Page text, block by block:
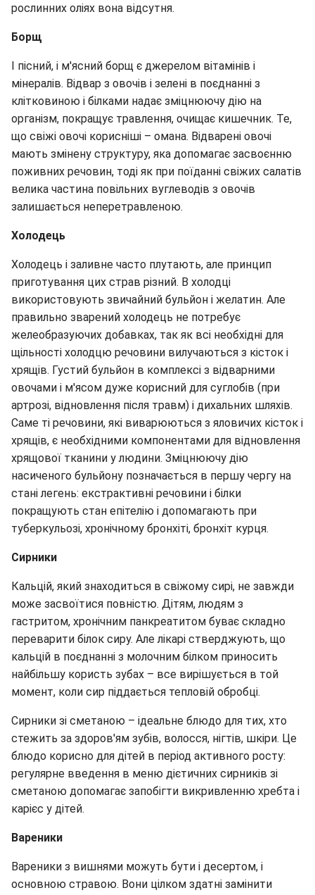
рослинних оліях вона відсутня.
Борщ
І пісний, і м'ясний борщ є джерелом вітамінів і
мінералів. Відвар з овочів і зелені в поєднанні з
клітковиною і білками надає зміцнюючу дію на
організм, покращує травлення, очищає кишечник. Те,
що свіжі овочі корисніші – омана. Відварені овочі
мають змінену структуру, яка допомагає засвоєнню
поживних речовин, тоді як при поїданні свіжих салатів
велика частина повільних вуглеводів з овочів
залишається неперетравленою.
Холодець
Холодець і заливне часто плутають, але принцип
приготування цих страв різний. В холодці
використовують звичайний бульйон і желатин. Але
правильно зварений холодець не потребує
желеобразуючих добавках, так як всі необхідні для
щільності холодцю речовини вилучаються з кісток і
хрящів. Густий бульйон в комплексі з відварними
овочами і м'ясом дуже корисний для суглобів (при
артрозі, відновлення після травм) і дихальних шляхів.
Саме ті речовини, які виварюються з яловичих кісток і
хрящів, є необхідними компонентами для відновлення
хрящової тканини у людини. Зміцнюючу дію
насиченого бульйону позначається в першу чергу на
стані легень: екстрактивні речовини і білки
покращують стан епітелію і допомагають при
туберкульозі, хронічному бронхіті, бронхіт курця.
Сирники
Кальцій, який знаходиться в свіжому сирі, не завжди
може засвоїтися повністю. Дітям, людям з
гастритом, хронічним панкреатитом буває складно
переварити білок сиру. Але лікарі стверджують, що
кальцій в поєднанні з молочним білком приносить
найбільшу користь зубах – все вирішується в той
момент, коли сир піддається тепловій обробці.
Сирники зі сметаною – ідеальне блюдо для тих, хто
стежить за здоров'ям зубів, волосся, нігтів, шкіри. Це
блюдо корисно для дітей в період активного росту:
регулярне введення в меню дієтичних сирників зі
сметаною допомагає запобігти викривленню хребта і
карієс у дітей.
Вареники
Вареники з вишнями можуть бути і десертом, і
основною стравою. Вони цілком здатні замінити